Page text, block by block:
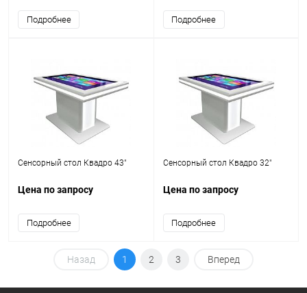
Подробнее Подробнее
Сенсорный стол Квадро 43"
Цена по запросу
Подробнее
Сенсорный стол Квадро 32"
Цена по запросу
Подробнее
Назад 1 2 3 Вперед